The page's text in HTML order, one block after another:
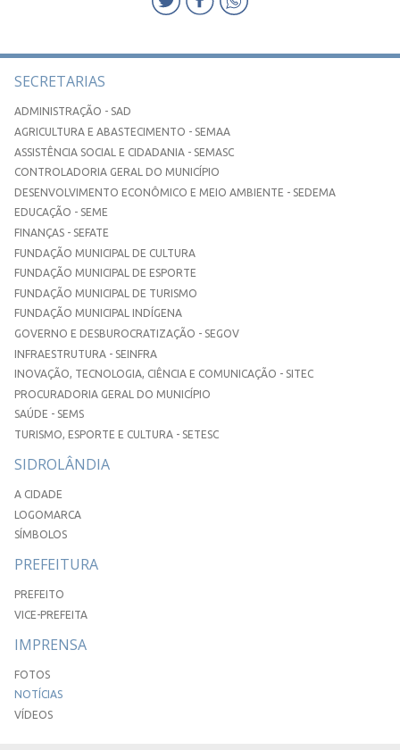
SECRETARIAS
ADMINISTRAÇÃO - SAD
AGRICULTURA E ABASTECIMENTO - SEMAA
ASSISTÊNCIA SOCIAL E CIDADANIA - SEMASC
CONTROLADORIA GERAL DO MUNICÍPIO
DESENVOLVIMENTO ECONÔMICO E MEIO AMBIENTE - SEDEMA
EDUCAÇÃO - SEME
FINANÇAS - SEFATE
FUNDAÇÃO MUNICIPAL DE CULTURA
FUNDAÇÃO MUNICIPAL DE ESPORTE
FUNDAÇÃO MUNICIPAL DE TURISMO
FUNDAÇÃO MUNICIPAL INDÍGENA
GOVERNO E DESBUROCRATIZAÇÃO - SEGOV
INFRAESTRUTURA - SEINFRA
INOVAÇÃO, TECNOLOGIA, CIÊNCIA E COMUNICAÇÃO - SITEC
PROCURADORIA GERAL DO MUNICÍPIO
SAÚDE - SEMS
TURISMO, ESPORTE E CULTURA - SETESC
SIDROLÂNDIA
A CIDADE
LOGOMARCA
SÍMBOLOS
PREFEITURA
PREFEITO
VICE-PREFEITA
IMPRENSA
FOTOS
NOTÍCIAS
VÍDEOS